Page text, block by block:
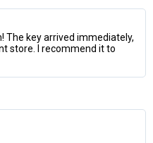
The key arrived immediately,
store. I recommend it to